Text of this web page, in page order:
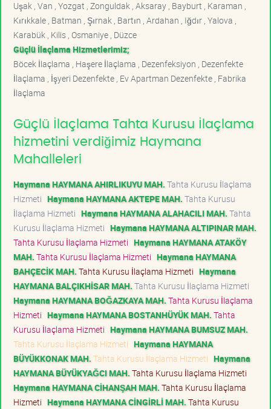
Uşak , Van , Yozgat , Zonguldak , Aksaray , Bayburt , Karaman ,
Kırıkkale , Batman , Şırnak , Bartın , Ardahan , Iğdır , Yalova ,
Karabük , Kilis , Osmaniye , Düzce
Güçlü İlaçlama Hizmetlerimiz;
Böcek İlaçlama , Haşere İlaçlama , Dezenfeksiyon , Dezenfekte
İlaçlama , İşyeri Dezenfekte , Ev Apartman Dezenfekte , Fabrika
İlaçlama
Güçlü İlaçlama Tahta Kurusu İlaçlama
hizmetini verdiğimiz Haymana
Mahalleleri
Haymana HAYMANA AHIRLIKUYU MAH. Tahta Kurusu İlaçlama
Hizmeti Haymana HAYMANA AKTEPE MAH. Tahta Kurusu
İlaçlama Hizmeti Haymana HAYMANA ALAHACILI MAH. Tahta
Kurusu İlaçlama Hizmeti Haymana HAYMANA ALTIPINAR MAH.
Tahta Kurusu İlaçlama Hizmeti Haymana HAYMANA ATAKÖY
MAH. Tahta Kurusu İlaçlama Hizmeti Haymana HAYMANA
BAHÇECİK MAH. Tahta Kurusu İlaçlama Hizmeti Haymana
HAYMANA BALÇIKHİSAR MAH. Tahta Kurusu İlaçlama Hizmeti
Haymana HAYMANA BOĞAZKAYA MAH. Tahta Kurusu İlaçlama
Hizmeti Haymana HAYMANA BOSTANHÜYÜK MAH. Tahta
Kurusu İlaçlama Hizmeti Haymana HAYMANA BUMSUZ MAH.
Tahta Kurusu İlaçlama Hizmeti Haymana HAYMANA
BÜYÜKKONAK MAH. Tahta Kurusu İlaçlama Hizmeti Haymana
HAYMANA BÜYÜKYAĞCI MAH. Tahta Kurusu İlaçlama Hizmeti
Haymana HAYMANA CİHANŞAH MAH. Tahta Kurusu İlaçlama
Hizmeti Haymana HAYMANA CİNGİRLİ MAH. Tahta Kurusu